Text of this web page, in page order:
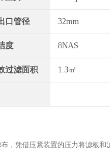
口管径 32mm
度 8NAS
过滤面积 1.3㎡
，凭借压紧装置的压力将滤板